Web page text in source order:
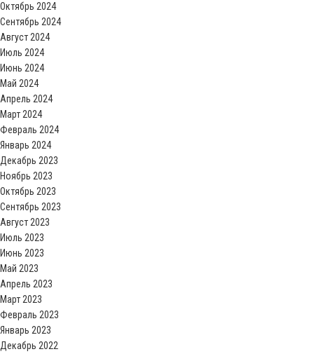
Октябрь 2024
Сентябрь 2024
Август 2024
Июль 2024
Июнь 2024
Май 2024
Апрель 2024
Март 2024
Февраль 2024
Январь 2024
Декабрь 2023
Ноябрь 2023
Октябрь 2023
Сентябрь 2023
Август 2023
Июль 2023
Июнь 2023
Май 2023
Апрель 2023
Март 2023
Февраль 2023
Январь 2023
Декабрь 2022